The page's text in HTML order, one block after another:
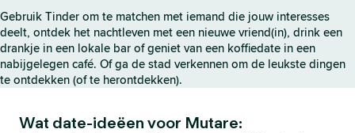
n
a
Gebruik Tinder om te matchen met iemand die jouw interesses
deelt, ontdek het nachtleven met een nieuwe vriend(in), drink een
drankje in een lokale bar of geniet van een koffiedate in een
nabijgelegen café. Of ga de stad verkennen om de leukste dingen
te ontdekken (of te herontdekken).
Wat date-ideëen voor Mutare: